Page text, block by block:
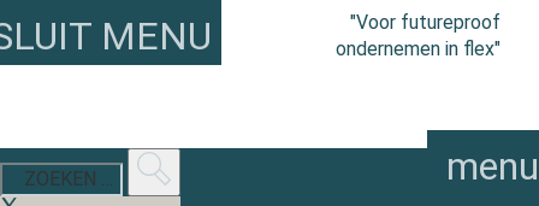
"Voor futureproof
ondernemen in flex"
MENU
menu